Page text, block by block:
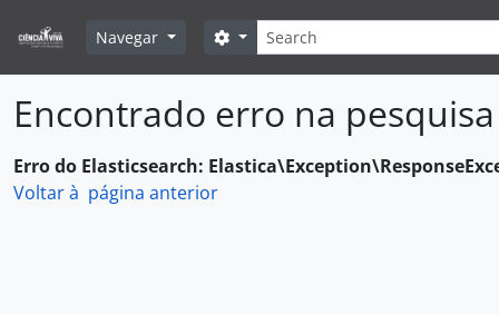
Navegar
Pesquisar
Search options
Encontrado erro na pesquisa
Erro do Elasticsearch:
Voltar à página anterior